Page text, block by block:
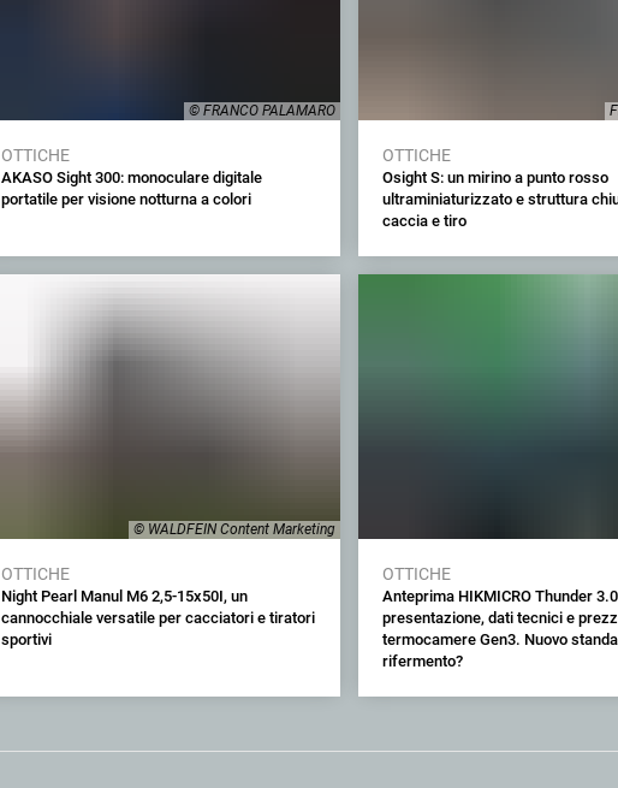
© FRANCO PALAMARO
OTTICHE
AKASO Sight 300: monoculare digitale
portatile per visione notturna a colori
OTTICHE
Osight S: un mirino a punto rosso
ultraminiaturizzato e struttura
caccia e tiro
© WALDFEIN Content Marketing
OTTICHE
Night Pearl Manul M6 2,5-15x50I, un
cannocchiale versatile per cacciatori e tiratori
sportivi
OTTICHE
Anteprima HIKMICRO Thunder
presentazione, dati tecnici e
termocamere Gen3. Nuovo
rifermento?